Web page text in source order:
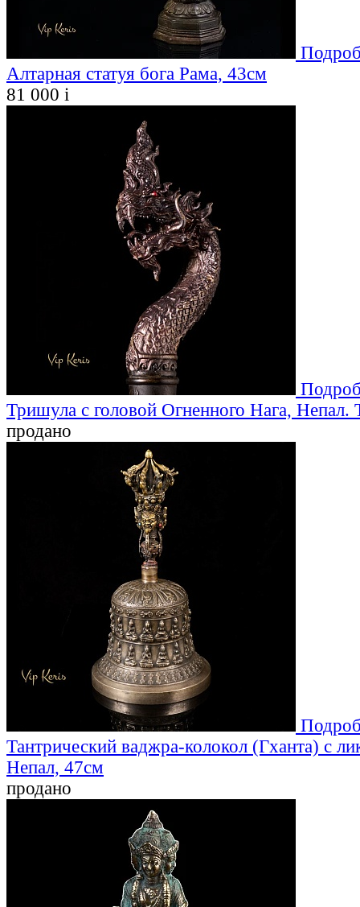
Алтарная статуя бога Рама, 43см
81 000 i
Тришула с головой Огненного Нага, Непал.
продано
Тантрический ваджра-колокол (Гханта) с
Непал, 47см
продано